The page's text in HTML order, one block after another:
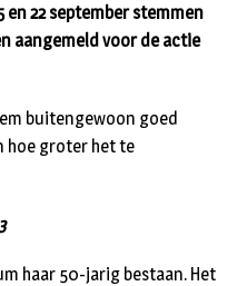
en 22 september stemmen
aangemeld voor de actie
buitengewoon goed
hoe groter het te
haar 50-jarig bestaan. Het